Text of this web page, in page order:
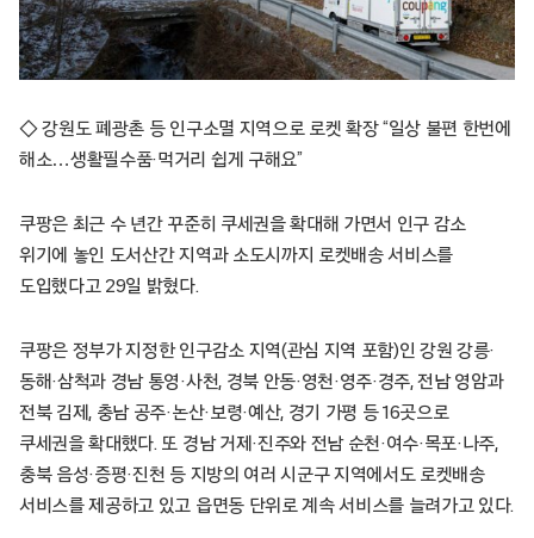
◇ 강원도 폐광촌 등 인구소멸 지역으로 로켓 확장 “일상 불편 한번에
해소…생활필수품·먹거리 쉽게 구해요”
쿠팡은 최근 수 년간 꾸준히 쿠세권을 확대해 가면서 인구 감소
위기에 놓인 도서산간 지역과 소도시까지 로켓배송 서비스를
도입했다고 29일 밝혔다.
쿠팡은 정부가 지정한 인구감소 지역(관심 지역 포함)인 강원 강릉·
동해·삼척과 경남 통영·사천, 경북 안동·영천·영주·경주, 전남 영암과
전북 김제, 충남 공주·논산·보령·예산, 경기 가평 등 16곳으로
쿠세권을 확대했다. 또 경남 거제·진주와 전남 순천·여수·목포·나주,
충북 음성·증평·진천 등 지방의 여러 시군구 지역에서도 로켓배송
서비스를 제공하고 있고 읍면동 단위로 계속 서비스를 늘려가고 있다.